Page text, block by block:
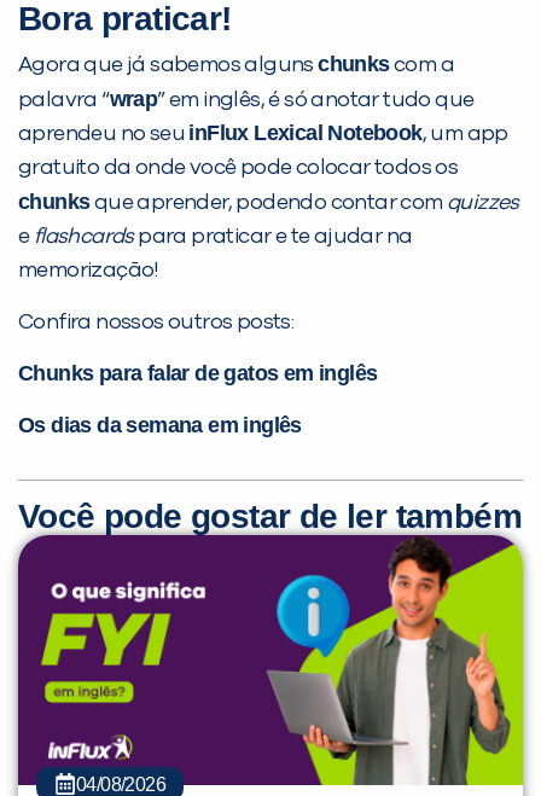
Bora praticar!
Agora que já sabemos algunschunkscom a
palavra “wrap” em inglês, é só anotar tudo que
aprendeu no seu inFlux Lexical Notebook, um app
gratuito da onde você pode colocar todos os
chunksque aprender, podendo contar com quizzes
e flashcardspara praticar e te ajudar na
memorização!
Confira nossos outros posts:
Chunks para falar de gatos em inglês
Os dias da semana em inglês
Você pode gostar de ler também
04/08/2026